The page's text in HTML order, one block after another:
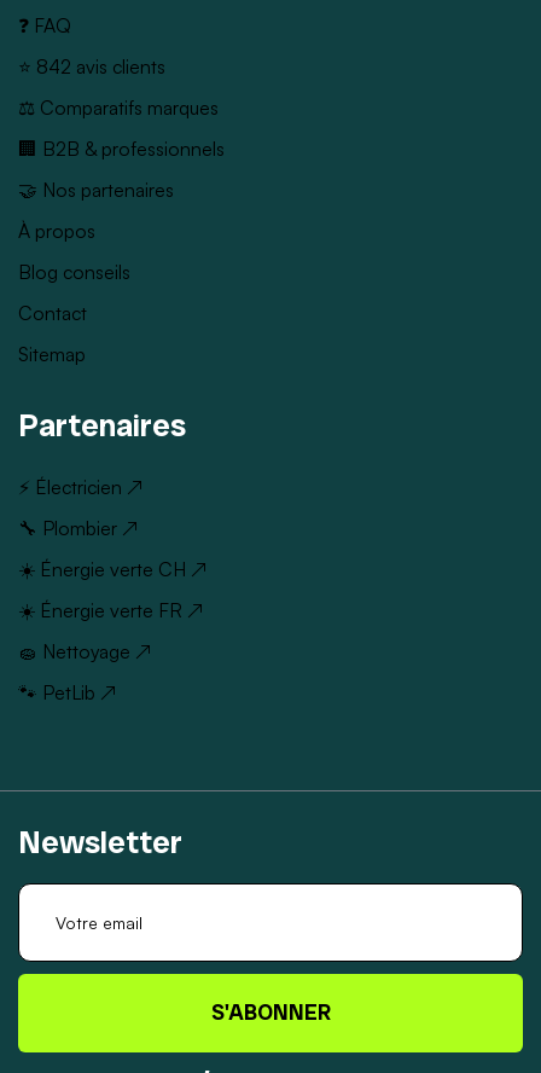
❓ FAQ
⭐ 842 avis clients
⚖️ Comparatifs marques
🏢 B2B & professionnels
🤝 Nos partenaires
À propos
Blog conseils
Contact
Sitemap
Partenaires
⚡ Électricien ↗
🔧 Plombier ↗
☀️ Énergie verte CH ↗
☀️ Énergie verte FR ↗
🧽 Nettoyage ↗
🐾 PetLib ↗
Newsletter
S'ABONNER